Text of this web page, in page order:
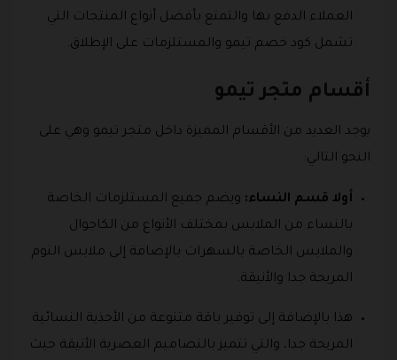
العملاء الدفع بها والتمتع بأفضل أنواع المنتجات التي
تشمل كود خصم تيمو والمستلزمات على الإطلاق.
أقسام متجر تيمو
يوجد العديد من الأقسام المميزة داخل متجر تيمو وهي على
النحو التالي:
أولا قسم النساء: ويضم جميع المستلزمات الخاصة
بالنساء من الملابس بمختلف الأنواع من الكاجوال
والملابس الخاصة بالسهرات بالإضافة إلى ملابس النوم
المريحة جدا والأنيقة.
هذا بالإضافة إلى توفير باقة متنوعة من الأحذية النسائية
المريحة جدا، والتي تتميز بالتصاميم العصرية الأنيقة حيث